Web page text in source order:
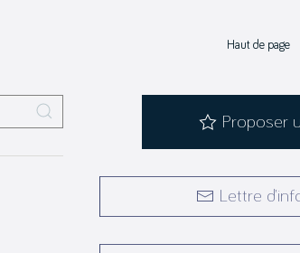
Haut de page
Proposer
Lettre